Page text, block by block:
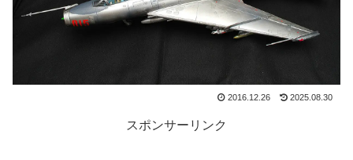
2016.12.26 2025.08.30
スポンサーリンク